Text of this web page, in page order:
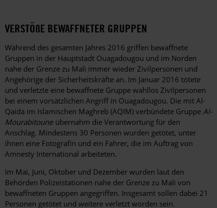
VERSTÖßE BEWAFFNETER GRUPPEN
Während des gesamten Jahres 2016 griffen bewaffnete
Gruppen in der Hauptstadt Ouagadougou und im Norden
nahe der Grenze zu Mali immer wieder Zivilpersonen und
Angehörige der Sicherheitskräfte an. Im Januar 2016 tötete
und verletzte eine bewaffnete Gruppe wahllos Zivilpersonen
bei einem vorsätzlichen Angriff in Ouagadougou. Die mit Al-
Qaida im Islamischen Maghreb (AQIM) verbündete Gruppe Al-
Mourabitoune übernahm die Verantwortung für den
Anschlag. Mindestens 30 Personen wurden getötet, unter
ihnen eine Fotografin und ein Fahrer, die im Auftrag von
Amnesty International arbeiteten.
Im Mai, Juni, Oktober und Dezember wurden laut den
Behörden Polizeistationen nahe der Grenze zu Mali von
bewaffneten Gruppen angegriffen. Insgesamt sollen dabei 21
Personen getötet und weitere verletzt worden sein.